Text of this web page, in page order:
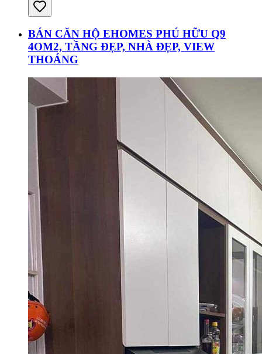
BÁN CĂN HỘ EHOMES PHÚ HỮU Q9
4OM2, TẦNG ĐẸP, NHÀ ĐẸP, VIEW
THOÁNG